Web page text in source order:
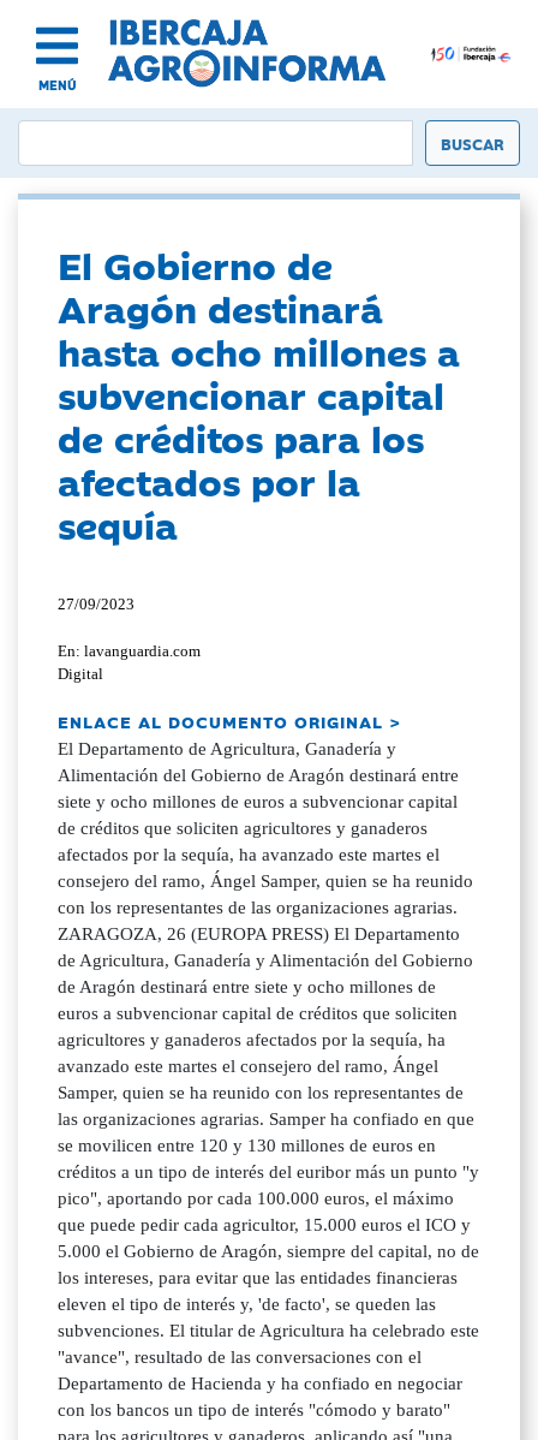
MENÚ
El Gobierno de
Aragón destinará
hasta ocho millones a
subvencionar capital
de créditos para los
afectados por la
sequía
27/09/2023
En: lavanguardia.com
Digital
ENLACE AL DOCUMENTO ORIGINAL >
El Departamento de Agricultura, Ganadería y
Alimentación del Gobierno de Aragón destinará entre
siete y ocho millones de euros a subvencionar capital
de créditos que soliciten agricultores y ganaderos
afectados por la sequía, ha avanzado este martes el
consejero del ramo, Ángel Samper, quien se ha reunido
con los representantes de las organizaciones agrarias.
ZARAGOZA, 26 (EUROPA PRESS) El Departamento
de Agricultura, Ganadería y Alimentación del Gobierno
de Aragón destinará entre siete y ocho millones de
euros a subvencionar capital de créditos que soliciten
agricultores y ganaderos afectados por la sequía, ha
avanzado este martes el consejero del ramo, Ángel
Samper, quien se ha reunido con los representantes de
las organizaciones agrarias. Samper ha confiado en que
se movilicen entre 120 y 130 millones de euros en
créditos a un tipo de interés del euribor más un punto "y
pico", aportando por cada 100.000 euros, el máximo
que puede pedir cada agricultor, 15.000 euros el ICO y
5.000 el Gobierno de Aragón, siempre del capital, no de
los intereses, para evitar que las entidades financieras
eleven el tipo de interés y, 'de facto', se queden las
subvenciones. El titular de Agricultura ha celebrado este
"avance", resultado de las conversaciones con el
Departamento de Hacienda y ha confiado en negociar
con los bancos un tipo de interés "cómodo y barato"